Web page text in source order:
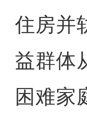
住房并
益群体
困难家